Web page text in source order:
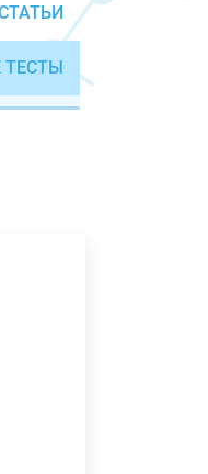
ТЕСТЫ